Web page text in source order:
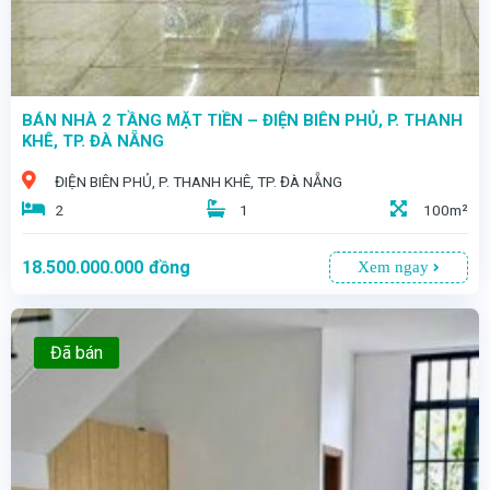
BÁN NHÀ 2 TẦNG MẶT TIỀN – ĐIỆN BIÊN PHỦ, P. THANH
KHÊ, TP. ĐÀ NẴNG
ĐIỆN BIÊN PHỦ, P. THANH KHÊ, TP. ĐÀ NẴNG
2
1 100m²
18.500.000.000 đồng Xem ngay
Đã bán